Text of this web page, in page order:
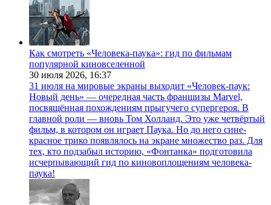
Как смотреть «Человека-паука»: гид по фильмам
популярной киновселенной
30 июля 2026, 16:37
31 июля на мировые экраны выходит «Человек-паук:
Новый день» — очередная часть франшизы Marvel,
посвящённая похождениям прыгучего супергероя. В
главной роли — вновь Том Холланд. Это уже четвёртый
фильм, в котором он играет Паука. Но до него сине-
красное трико появлялось на экране множество раз. Для
тех, кто подзабыл историю, «Фонтанка» подготовила
исчерпывающий гид по киновоплощениям человека-
паука!